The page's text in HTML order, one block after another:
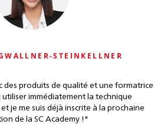
STEINKELLNER
des produits de qualité et une formatrice
immédiatement la technique
je me suis déjà inscrite à la prochaine
de la SC Academy !"